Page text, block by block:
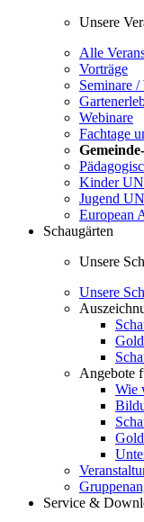
Unsere
Alle
Vorträge
Seminare
Webinare
Fachtage
Kinder
Jugend
European
Schaugärten
Unsere
Unsere
Angebote
Wie
Service &